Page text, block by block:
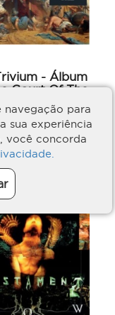
- Álbum
Court Of The
- Slipcase
navegação para
sua experiência
você concorda